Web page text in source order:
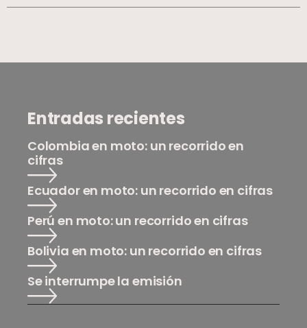
Entradas recientes
Colombia en moto: un recorrido en
cifras
Ecuador en moto: un recorrido en cifras
Perú en moto: un recorrido en cifras
Bolivia en moto: un recorrido en cifras
Se interrumpe la emisión